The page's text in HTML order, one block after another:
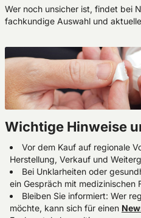
Wer noch unsicher ist, findet bei
fachkundige Auswahl und
Wichtige Hinweise
Vor dem Kauf auf regionale
Herstellung, Verkauf und
Bei Unklarheiten oder
ein Gespräch mit medizinischen
Bleiben Sie informiert: Wer
möchte, kann sich für einen